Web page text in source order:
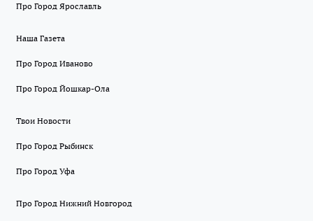
Про Город Ярославль
Наша Газета
Про Город Иваново
Про Город Йошкар-Ола
Твои Новости
Про Город Рыбинск
Про Город Уфа
Про Город Нижний Новгород